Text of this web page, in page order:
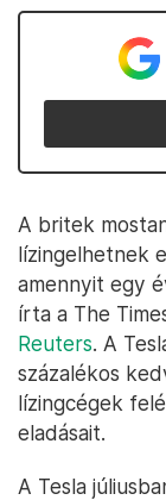
A britek
lízingelhetnek
amennyit egy
írta a The
Reuters. A
százalékos
lízingcégek
eladásait.
A Tesla